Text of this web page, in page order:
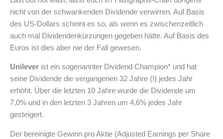
nicht von der schwankenden Dividende verwirren. Auf Basis
des US-Dollars scheint es so, als wenn es zwischenzeitlich
auch mal Dividendenkürzungen gegeben hätte. Auf Basis des
Euros ist dies aber nie der Fall gewesen.
Unilever ist ein sogenannter Dividend Champion* und hat
seine Dividende die vergangenen 32 Jahre (!) jedes Jahr
erhöht. Über die letzten 10 Jahre wurde die Dividende um
7,0% und in den letzten 3 Jahren um 4,6% jedes Jahr
gesteigert.
Der bereinigte Gewinn pro Aktie (Adjusted Earnings per Share